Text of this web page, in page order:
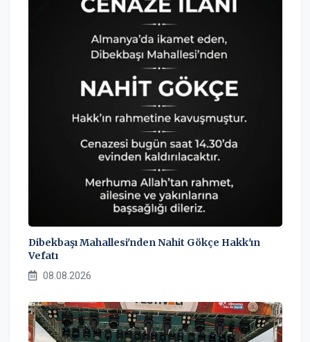
Dibekbaşı Mahallesi'nden Nahit Gökçe Hakk'ın
Vefatı
08.08.2026